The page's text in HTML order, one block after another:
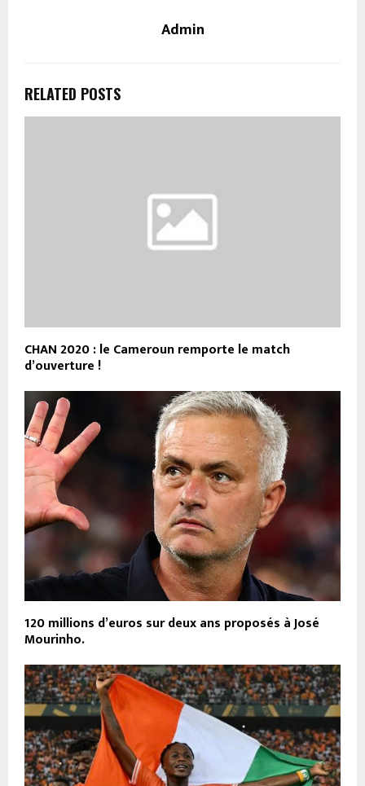
Admin
RELATED POSTS
CHAN 2020 : le Cameroun remporte le match
d’ouverture !
120 millions d’euros sur deux ans proposés à José
Mourinho.